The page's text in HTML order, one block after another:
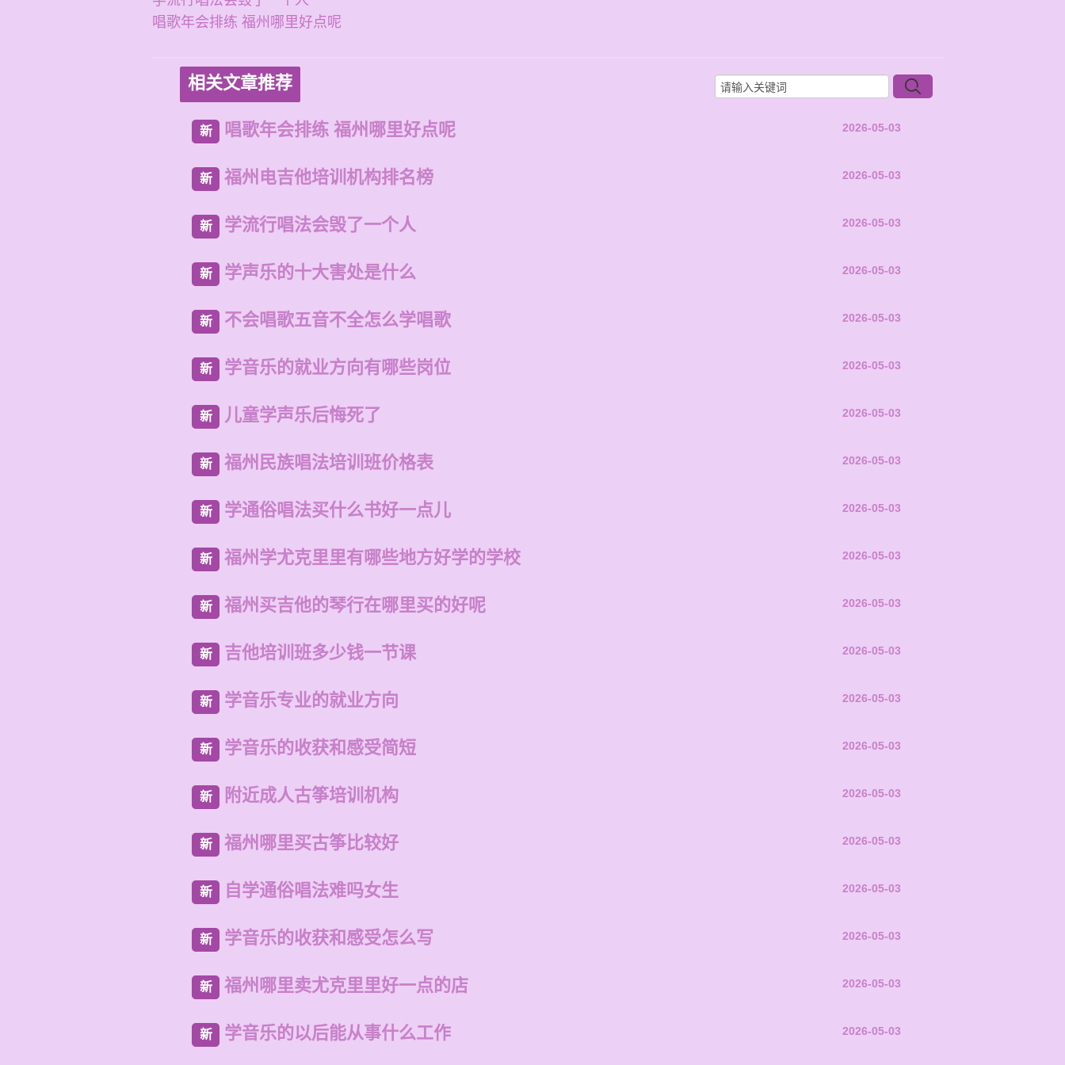
唱歌年会排练 福州哪里好点呢
相关文章推荐
新 唱歌年会排练 福州哪里好点呢 2026-05-03
新 福州电吉他培训机构排名榜 2026-05-03
新 学流行唱法会毁了一个人 2026-05-03
新 学声乐的十大害处是什么 2026-05-03
新 不会唱歌五音不全怎么学唱歌 2026-05-03
新 学音乐的就业方向有哪些岗位 2026-05-03
新 儿童学声乐后悔死了 2026-05-03
新 福州民族唱法培训班价格表 2026-05-03
新 学通俗唱法买什么书好一点儿 2026-05-03
新 福州学尤克里里有哪些地方好学的学校 2026-05-03
新 福州买吉他的琴行在哪里买的好呢 2026-05-03
新 吉他培训班多少钱一节课 2026-05-03
新 学音乐专业的就业方向 2026-05-03
新 学音乐的收获和感受简短 2026-05-03
新 附近成人古筝培训机构 2026-05-03
新 福州哪里买古筝比较好 2026-05-03
新 自学通俗唱法难吗女生 2026-05-03
新 学音乐的收获和感受怎么写 2026-05-03
新 福州哪里卖尤克里里好一点的店 2026-05-03
新 学音乐的以后能从事什么工作 2026-05-03